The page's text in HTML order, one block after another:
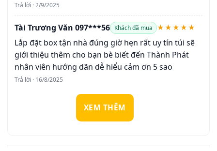
Trả lời · 2/9/2025
Tài Trương Văn 097***56 Khách đã mua ★★★★★
Lắp đặt box tận nhà đúng giờ hẹn rất uy tín túi sẽ
giới thiệu thêm cho bạn bè biết đến Thành Phát
nhân viên hướng dãn dễ hiểu cảm ơn 5 sao
Trả lời · 16/8/2025
XEM THÊM